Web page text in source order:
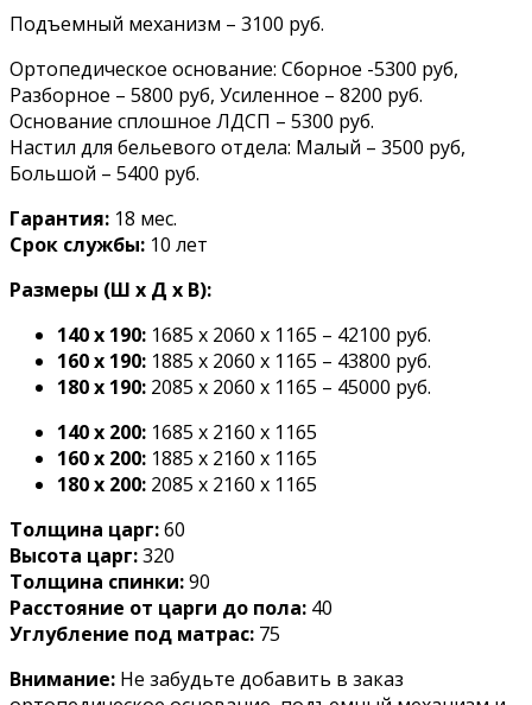
Подъемный механизм – 3100 руб.
Ортопедическое основание: Сборное -5300 руб,
Разборное – 5800 руб, Усиленное – 8200 руб.
Основание сплошное ЛДСП – 5300 руб.
Настил для бельевого отдела: Малый – 3500 руб,
Большой – 5400 руб.
Гарантия: 18 мес.
Срок службы: 10 лет
Размеры (Ш х Д х В):
140 х 190: 1685 х 2060 х 1165 – 42100 руб.
160 x 190: 1885 х 2060 х 1165 – 43800 руб.
180 x 190: 2085 х 2060 х 1165 – 45000 руб.
140 х 200: 1685 х 2160 х 1165
160 x 200: 1885 х 2160 х 1165
180 x 200: 2085 х 2160 х 1165
Толщина царг:60
Высота царг:320
Толщина спинки:90
Расстояние от царги до пола: 40
Углубление под матрас: 75
Внимание: Не забудьте добавить в заказ